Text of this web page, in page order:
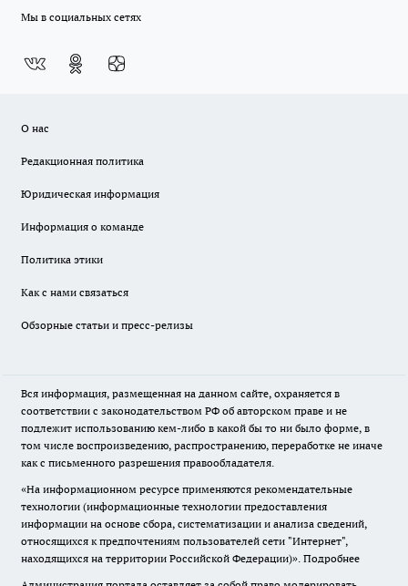
Мы в социальных сетях
О нас
Редакционная политика
Юридическая информация
Информация о команде
Политика этики
Как с нами связаться
Обзорные статьи и пресс-релизы
Вся информация, размещенная на данном сайте, охраняется в
соответствии с законодательством РФ об авторском праве и не
подлежит использованию кем-либо в какой бы то ни было форме, в
том числе воспроизведению, распространению, переработке не иначе
как с письменного разрешения правообладателя.
«На информационном ресурсе применяются рекомендательные
технологии (информационные технологии предоставления
информации на основе сбора, систематизации и анализа сведений,
относящихся к предпочтениям пользователей сети "Интернет",
находящихся на территории Российской Федерации)». Подробнее